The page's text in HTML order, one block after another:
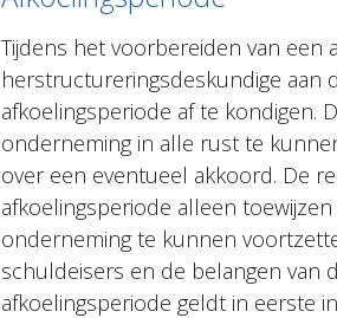
Tijdens het voorbereiden van
herstructureringsdeskundige aan
afkoelingsperiode af te kondigen.
onderneming in alle rust te
over een eventueel akkoord. De
afkoelingsperiode alleen
onderneming te kunnen
schuldeisers en de belangen van
afkoelingsperiode geldt in eerste